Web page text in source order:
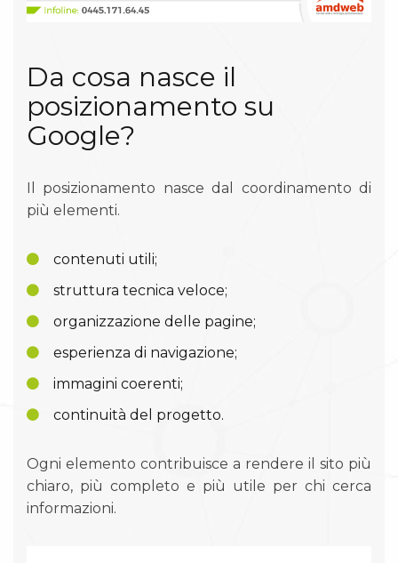
Da cosa nasce il
posizionamento su
Google?
Il posizionamento nasce dal coordinamento di
più elementi.
contenuti utili;
struttura tecnica veloce;
organizzazione delle pagine;
esperienza di navigazione;
immagini coerenti;
continuità del progetto.
Ogni elemento contribuisce a rendere il sito più
chiaro, più completo e più utile per chi cerca
informazioni.